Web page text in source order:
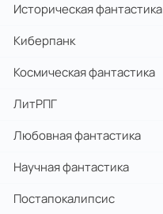
Историческая фантастика
Киберпанк
Космическая фантастика
ЛитРПГ
Любовная фантастика
Научная фантастика
Постапокалипсис